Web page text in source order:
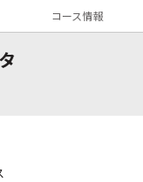
コース情報